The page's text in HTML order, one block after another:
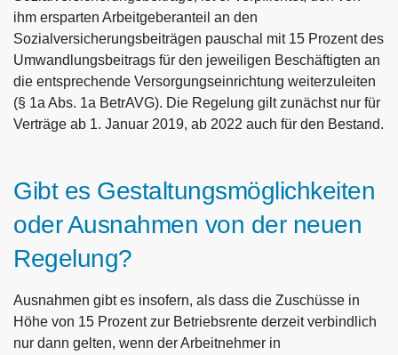
ihm ersparten Arbeitgeberanteil an den
Sozialversicherungsbeiträgen pauschal mit 15 Prozent des
Umwandlungsbeitrags für den jeweiligen Beschäftigten an
die entsprechende Versorgungseinrichtung weiterzuleiten
(§ 1a Abs. 1a BetrAVG). Die Regelung gilt zunächst nur für
Verträge ab 1. Januar 2019, ab 2022 auch für den Bestand.
Gibt es Gestaltungsmöglichkeiten
oder Ausnahmen von der neuen
Regelung?
Ausnahmen gibt es insofern, als dass die Zuschüsse in
Höhe von 15 Prozent zur Betriebsrente derzeit verbindlich
nur dann gelten, wenn der Arbeitnehmer in